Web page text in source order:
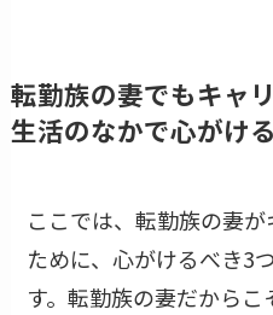
転勤族の妻でもキャ
生活のなかで心がけ
ここでは、転勤族の妻
ために、心がけるべき3
す。転勤族の妻だから